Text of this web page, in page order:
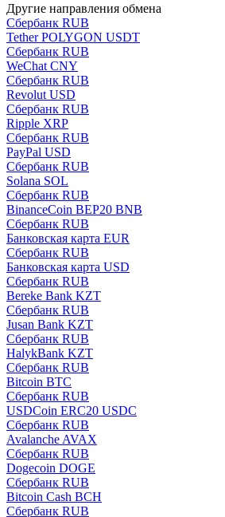
Другие направления обмена
Сбербанк RUB
Tether POLYGON USDT
Сбербанк RUB
WeChat CNY
Сбербанк RUB
Revolut USD
Сбербанк RUB
Ripple XRP
Сбербанк RUB
PayPal USD
Сбербанк RUB
Solana SOL
Сбербанк RUB
BinanceCoin BEP20 BNB
Сбербанк RUB
Банковская карта EUR
Сбербанк RUB
Банковская карта USD
Сбербанк RUB
Bereke Bank KZT
Сбербанк RUB
Jusan Bank KZT
Сбербанк RUB
HalykBank KZT
Сбербанк RUB
Bitcoin BTC
Сбербанк RUB
USDCoin ERC20 USDC
Сбербанк RUB
Avalanche AVAX
Сбербанк RUB
Dogecoin DOGE
Сбербанк RUB
Bitcoin Cash BCH
Сбербанк RUB